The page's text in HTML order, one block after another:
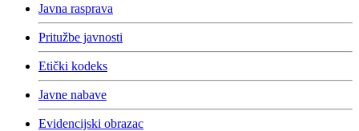
Javna rasprava
Pritužbe javnosti
Etički kodeks
Javne nabave
Evidencijski obrazac